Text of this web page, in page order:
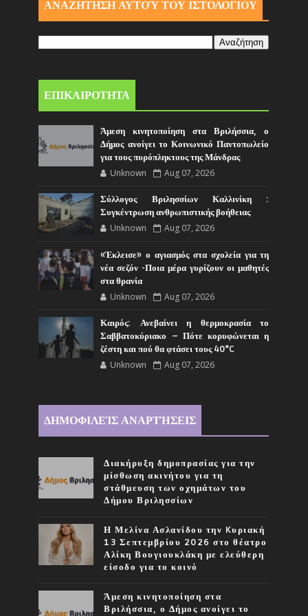
ΑΝΑΖΗΤΗΣΗ ΑΥΤΟΎ ΤΟΥ ΙΣΤΟΛΟΓΙΟΥ
ΕΠΙΚΑΙΡΟΤΗΤΑ
Άμεση κινητοποίηση στα Βριλήσσια, ο
Δήμος ανοίγει το Κοινωνικό Παντοπωλείο
για τους πυρόπληκτους της Μάνδρας
Unknown Aug 07, 2026
Σύλλογος Βριλησσίων Καλλινίκη :
Συγκέντρωση ανθρωπιστικής βοήθειας
Unknown Aug 07, 2026
«Έκλεισε» ο αγιασμός στα σχολεία για τη
νέα σεζόν -Ποια μέρα γυρίζουν οι μαθητές
στα θρανία
Unknown Aug 07, 2026
Καιρός: Ανεβαίνει η θερμοκρασία το
Σαββατοκύριακο – Πότε κορυφώνεται η
ζέστη και πού θα φτάσει τους 40°C
Unknown Aug 07, 2026
ΔΗΜΟΦΙΛΕΊΣ ΑΝΑΡΤΉΣΕΙΣ
Διακήρυξη δημοπρασίας για την
μίσθωση ακινήτου για τη
στάθμευση των οχημάτων του
Δήμου Βριλησσίων
Η Μελίνα Ασλανίδου την Kυριακή
13 Σεπτεμβρίου 2026 στο θέατρο
Αλίκη Βουγιουκλάκη με ελεύθερη
είσοδο για το κοινό
Άμεση κινητοποίηση στα
Βριλήσσια, ο Δήμος ανοίγει το